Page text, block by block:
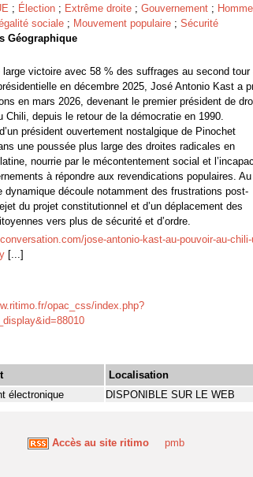
; Élection ; Extrême droite ; Gouvernement ; Homme
sociale ; Mouvement populaire ; Sécurité
Géographique
large victoire avec 58 % des suffrages au second tour
en décembre 2025, José Antonio Kast a
en mars 2026, devenant le premier président de
Chili, depuis le retour de la démocratie en 1990.
d’un président ouvertement nostalgique de Pinochet
une poussée plus large des droites radicales en
nourrie par le mécontentement social et
à répondre aux revendications populaires. Au
dynamique découle notamment des frustrations post-
du projet constitutionnel et d’un déplacement des
vers plus de sécurité et d’ordre.
jose-antonio-kast-au-pouvoir-au-chili-
[...]
opac_css/index.php?
Localisation
électronique DISPONIBLE SUR LE WEB
Accès au site ritimo pmb